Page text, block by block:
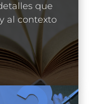
que
al contexto